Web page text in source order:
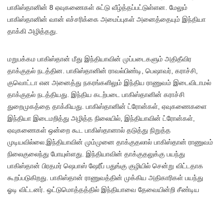
பாகிஸ்தானின் 8 ஏவுகணைகள் சுட்டு வீழ்த்தப்பட்டுள்ளன. மேலும்
பாகிஸ்தானின் வான் எச்சரிக்கை அமைப்புகள் அனைத்தையும் இந்தியா
தாக்கி அழித்தது.
மறுபக்கம பாகிஸ்தான் மீது இந்தியாவின் முப்படைகளும் அதிதீவிர
தாக்குதல் நடத்தின. பாகிஸ்தானின் ராவல்பிண்டி, பெஷாவர், கராச்சி,
குவொட்டா என அனைத்து நகரங்களிலும் இந்திய ராணுவம் இடைவிடாமல்
தாக்குதல் நடத்தியது. இந்திய கடற்படை பாகிஸ்தானின் கராச்சி
துறைமுகத்தை தாக்கியது. பாகிஸ்தானின் ட்ரோன்கள், ஏவுகணைகளை
இந்தியா இடைமறித்து அழித்த நிலையில், இந்தியாவின் ட்ரோன்கள்,
ஏவுகணைகள் ஒன்றை கூட பாகிஸ்தானால் தடுத்து நிறுத்த
முடியவில்லை.இந்தியாவின் மும்முனை தாக்குதலால் பாகிஸ்தான் ராணுவம்
நிலைகுலைந்து போயுள்ளது. இந்தியாவின் தாக்குதலுக்கு பயந்து
பாகிஸ்தான் பிரதமர் ஷெபாஸ் ஷேரீப் பதுங்கு குழியில் சென்று விட்டதாக
கூறப்படுகிறது. பாகிஸ்தான் ராணுவத்தின் முக்கிய அதிகாரிகள் பயந்து
ஓடி விட்டனர். ஒட்டுமொத்தத்தில் இந்தியாவை தேவையின்றி சீண்டிய